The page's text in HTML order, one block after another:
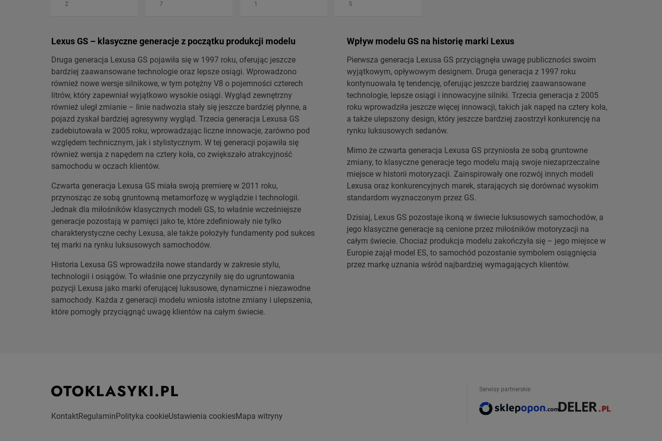
2 7 1 5
Lexus GS – klasyczne generacje z początku produkcji modelu
Druga generacja Lexusa GS pojawiła się w 1997 roku, oferując jeszcze
bardziej zaawansowane technologie oraz lepsze osiągi. Wprowadzono
również nowe wersje silnikowe, w tym potężny V8 o pojemności czterech
litrów, który zapewniał wyjątkowo wysokie osiągi. Wygląd zewnętrzny
również uległ zmianie – linie nadwozia stały się jeszcze bardziej płynne, a
pojazd zyskał bardziej agresywny wygląd. Trzecia generacja Lexusa GS
zadebiutowała w 2005 roku, wprowadzając liczne innowacje, zarówno pod
względem technicznym, jak i stylistycznym. W tej generacji pojawiła się
również wersja z napędem na cztery koła, co zwiększało atrakcyjność
samochodu w oczach klientów.
Czwarta generacja Lexusa GS miała swoją premierę w 2011 roku,
przynosząc ze sobą gruntowną metamorfozę w wyglądzie i technologii.
Jednak dla miłośników klasycznych modeli GS, to właśnie wcześniejsze
generacje pozostają w pamięci jako te, które zdefiniowały nie tylko
charakterystyczne cechy Lexusa, ale także położyły fundamenty pod sukces
tej marki na rynku luksusowych samochodów.
Historia Lexusa GS wprowadziła nowe standardy w zakresie stylu,
technologii i osiągów. To właśnie one przyczyniły się do ugruntowania
pozycji Lexusa jako marki oferującej luksusowe, dynamiczne i niezawodne
samochody. Każda z generacji modelu wniosła istotne zmiany i ulepszenia,
które pomogły przyciągnąć uwagę klientów na całym świecie.
Wpływ modelu GS na historię marki Lexus
Pierwsza generacja Lexusa GS przyciągnęła uwagę publiczności swoim
wyjątkowym, opływowym designem. Druga generacja z 1997 roku
kontynuowała tę tendencję, oferując jeszcze bardziej zaawansowane
technologie, lepsze osiągi i innowacyjne silniki. Trzecia generacja z 2005
roku wprowadziła jeszcze więcej innowacji, takich jak napęd na cztery koła,
a także ulepszony design, który jeszcze bardziej zaostrzył konkurencję na
rynku luksusowych sedanów.
Mimo że czwarta generacja Lexusa GS przyniosła ze sobą gruntowne
zmiany, to klasyczne generacje tego modelu mają swoje niezaprzeczalne
miejsce w historii motoryzacji. Zainspirowały one rozwój innych modeli
Lexusa oraz konkurencyjnych marek, starających się dorównać wysokim
standardom wyznaczonym przez GS.
Dzisiaj, Lexus GS pozostaje ikoną w świecie luksusowych samochodów, a
jego klasyczne generacje są cenione przez miłośników motoryzacji na
całym świecie. Chociaż produkcja modelu zakończyła się – jego miejsce w
Europie zajął model ES, to samochód pozostanie symbolem osiągnięcia
przez markę uznania wśród najbardziej wymagających klientów.
KontaktRegulaminPolityka cookieUstawienia cookiesMapa witryny
Serwisy partnerskie